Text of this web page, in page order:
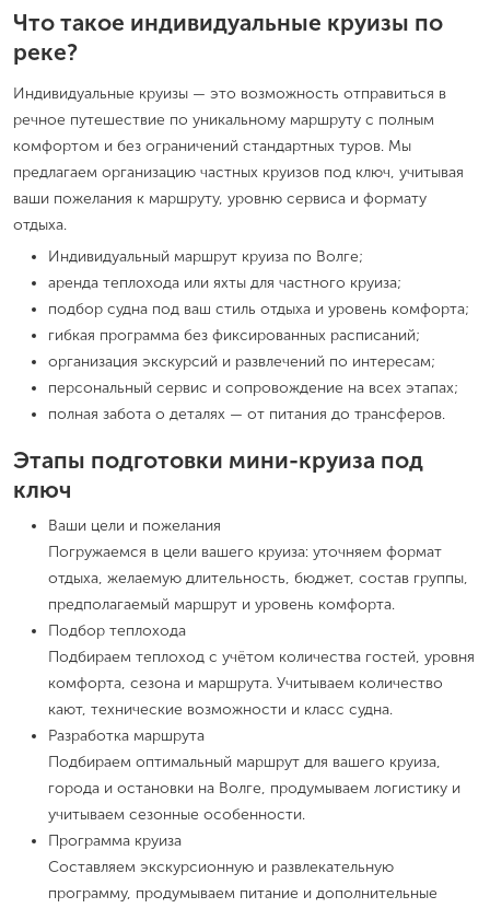
Что такое индивидуальные круизы по
реке?
Индивидуальные круизы — это возможность отправиться в
речное путешествие по уникальному маршруту с полным
комфортом и без ограничений стандартных туров. Мы
предлагаем организацию частных круизов под ключ, учитывая
ваши пожелания к маршруту, уровню сервиса и формату
отдыха.
Индивидуальный маршрут круиза по Волге;
аренда теплохода или яхты для частного круиза;
подбор судна под ваш стиль отдыха и уровень комфорта;
гибкая программа без фиксированных расписаний;
организация экскурсий и развлечений по интересам;
персональный сервис и сопровождение на всех этапах;
полная забота о деталях — от питания до трансферов.
Этапы подготовки мини-круиза под
ключ
Ваши цели и пожелания
Погружаемся в цели вашего круиза: уточняем формат
отдыха, желаемую длительность, бюджет, состав группы,
предполагаемый маршрут и уровень комфорта.
Подбор теплохода
Подбираем теплоход с учётом количества гостей, уровня
комфорта, сезона и маршрута. Учитываем количество
кают, технические возможности и класс судна.
Разработка маршрута
Подбираем оптимальный маршрут для вашего круиза,
города и остановки на Волге, продумываем логистику и
учитываем сезонные особенности.
Программа круиза
Составляем экскурсионную и развлекательную
программу, продумываем питание и дополнительные